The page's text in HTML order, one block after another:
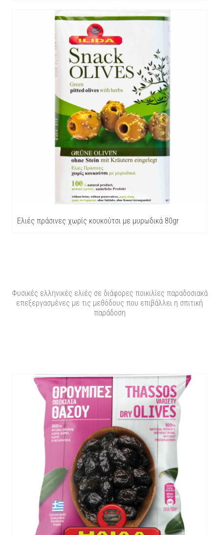
Ελιές πράσινες χωρίς κουκούτσι με μυρωδικά 80gr
Φυσικές ελληνικές ελιές σε διάφορες ποικιλίες παραδοσιακά
επεξεργασμένες με τις μεθόδους που επιβάλλει η σπιτική
παράδοση